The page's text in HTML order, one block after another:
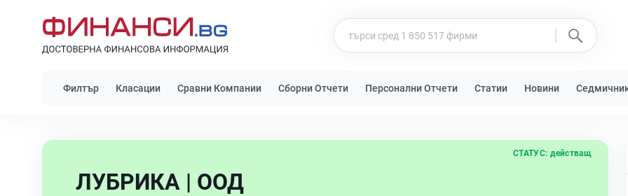
Филтър Класации Сравни Компании Сборни Отчети Персонални Отчети Статии Новини
ЛУБРИКА | ООД
СТАТУС: действащ